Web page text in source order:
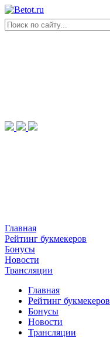
Главная
Рейтинг букмекеров
Бонусы
Новости
Трансляции
Главная
Рейтинг букмекеров
Бонусы
Новости
Трансляции